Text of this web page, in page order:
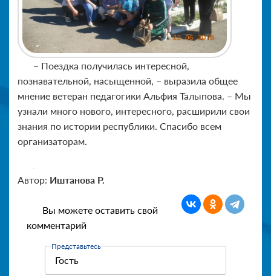
– Поездка получилась интересной,
познавательной, насыщенной, – выразила общее
мнение ветеран педагогики Альфия Талыпова. – Мы
узнали много нового, интересного, расширили свои
знания по истории республики. Спасибо всем
организаторам.
Автор: Иштанова Р.
Вы можете оставить свой
комментарий
Представьтесь